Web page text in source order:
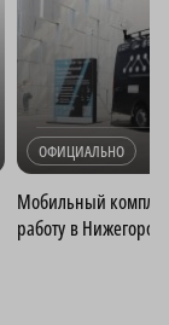
ОФИЦИАЛЬНО
Мобильный
работу в